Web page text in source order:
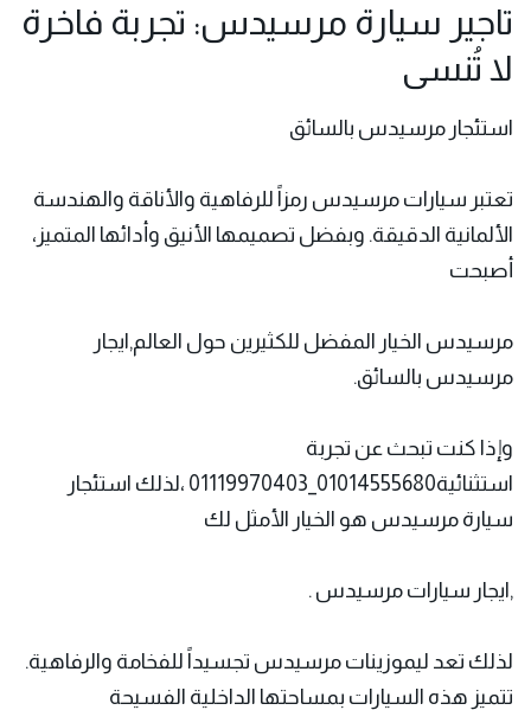
تاجير سيارة مرسيدس: تجربة فاخرة
لا تُنسى
استئجار مرسيدس بالسائق
تعتبر سيارات مرسيدس رمزاً للرفاهية والأناقة والهندسة
الألمانية الدقيقة. وبفضل تصميمها الأنيق وأدائها المتميز،
أصبحت
مرسيدس الخيار المفضل للكثيرين حول العالم,ايجار
مرسيدس بالسائق.
وإذا كنت تبحث عن تجربة
استثنائية01014555680_01119970403 ،لذلك استئجار
سيارة مرسيدس هو الخيار الأمثل لك
,ايجار سيارات مرسيدس .
لذلك تعد ليموزينات مرسيدس تجسيداً للفخامة والرفاهية.
تتميز هذه السيارات بمساحتها الداخلية الفسيحة